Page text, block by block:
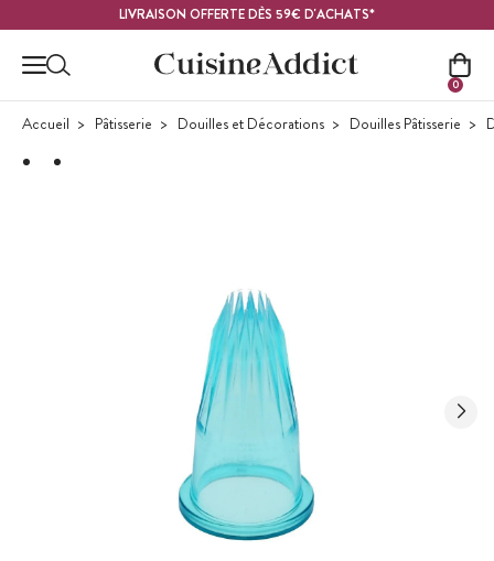
LIVRAISON OFFERTE DÈS 59€ D'ACHATS*
0
Accueil Pâtisserie Douilles et Décorations Douilles Pâtisserie